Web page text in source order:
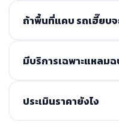
เข้าปฏิบัติงาน
สามารถทำได้ หลายงานจ
ถ้าพื้นที่แคบ รถเฮี๊ยบจ
สามารถคัดเลือกขนาดรถ
มีบริการเฉพาะแหลม
ให้บริการทั้งในท่าเรือแหล
ประเมินราคายังไง